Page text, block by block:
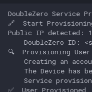
DoubleZero Service
🔗  Start
Public IP detected:
DoubleZero ID:
🔍  Provisioning
Creating an
The Device has
Service